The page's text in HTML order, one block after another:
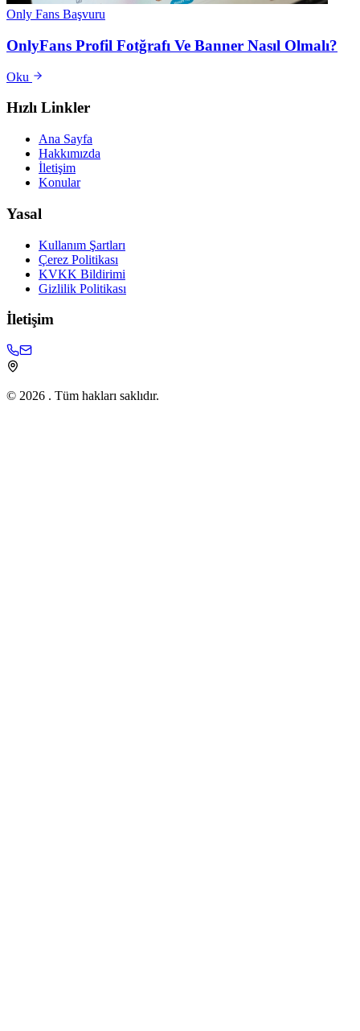
Only Fans Başvuru
OnlyFans Profil Fotğrafı Ve Banner Nasıl Olmalı?
Oku
Hızlı Linkler
Ana Sayfa
Hakkımızda
İletişim
Konular
Yasal
Kullanım Şartları
Çerez Politikası
KVKK Bildirimi
Gizlilik Politikası
İletişim
© 2026 . Tüm hakları saklıdır.